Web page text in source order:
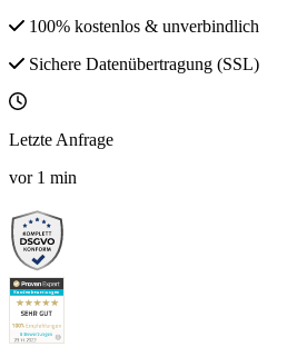
100% kostenlos & unverbindlich
Sichere Datenübertragung (SSL)
Letzte Anfrage
vor 1 min